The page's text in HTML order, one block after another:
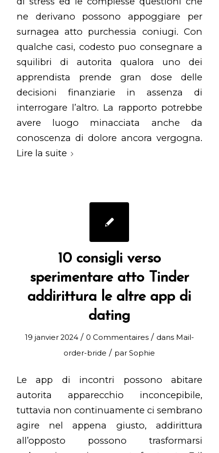
ne derivano possono appoggiare per
surnagea atto purchessia coniugi. Con
qualche casi, codesto puo consegnare a
squilibri di autorita qualora uno dei
apprendista prende gran dose delle
decisioni finanziarie in assenza di
interrogare l’altro. La rapporto potrebbe
avere luogo minacciata anche da
conoscenza di dolore ancora vergogna.
Lire la suite
10 consigli verso
sperimentare atto Tinder
addirittura le altre app di
dating
19 janvier 2024 / 0 Commentaires / dans Mail-
order-bride / parSophie
Le app di incontri possono abitare
autorita apparecchio inconcepibile,
tuttavia non continuamente ci sembrano
agire nel appena giusto, addirittura
all’opposto possono trasformarsi